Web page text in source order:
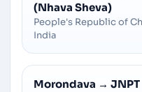
(Nhava Sheva)
People's Republic of
India
Morondava → JNPT